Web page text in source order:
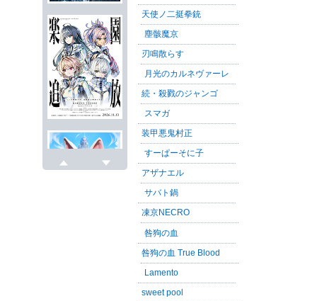
天使ノ二挺拳銃
塵骸魔京
刃鳴散らす
月光のカルネヴァーレ
続・殺戮のジャンゴ
スマガ
装甲悪鬼村正
すーぱーそに子
アザナエル
サバト鍋
凍京NECRO
咎狗の血
咎狗の血 True Blood
Lamento
sweet pool